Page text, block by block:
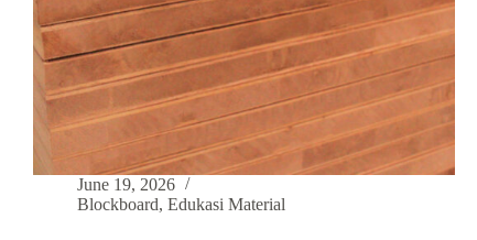
June 19, 2026
Blockboard, Edukasi Material